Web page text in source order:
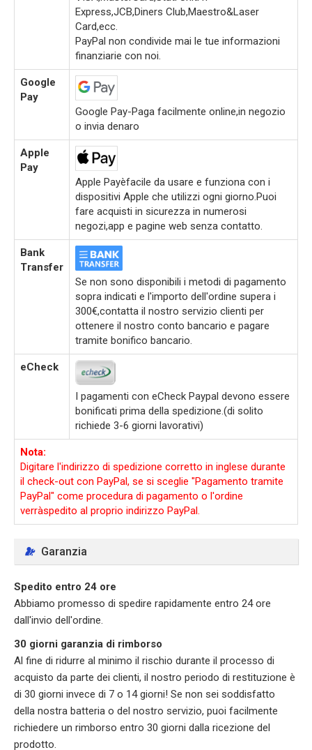
Express,JCB,Diners Club,Maestro&Laser
Card,ecc.
PayPal non condivide mai le tue informazioni
finanziarie con noi.
Google
Pay
Google Pay-Paga facilmente online,in negozio
o invia denaro
Apple
Pay
Apple Payèfacile da usare e funziona con i
dispositivi Apple che utilizzi ogni giorno.Puoi
fare acquisti in sicurezza in numerosi
negozi,app e pagine web senza contatto.
Bank
Transfer
Se non sono disponibili i metodi di pagamento
sopra indicati e l'importo dell'ordine supera i
300€,contatta il nostro servizio clienti per
ottenere il nostro conto bancario e pagare
tramite bonifico bancario.
eCheck
I pagamenti con eCheck Paypal devono essere
bonificati prima della spedizione.(di solito
richiede 3-6 giorni lavorativi)
Nota:
Digitare l'indirizzo di spedizione corretto in inglese durante
il check-out con PayPal, se si sceglie "Pagamento tramite
PayPal" come procedura di pagamento o l'ordine
verràspedito al proprio indirizzo PayPal.
Garanzia
Spedito entro 24 ore
Abbiamo promesso di spedire rapidamente entro 24 ore
dall'invio dell'ordine.
30 giorni garanzia di rimborso
Al fine di ridurre al minimo il rischio durante il processo di
acquisto da parte dei clienti, il nostro periodo di restituzione è
di 30 giorni invece di 7 o 14 giorni! Se non sei soddisfatto
della nostra batteria o del nostro servizio, puoi facilmente
richiedere un rimborso entro 30 giorni dalla ricezione del
prodotto.